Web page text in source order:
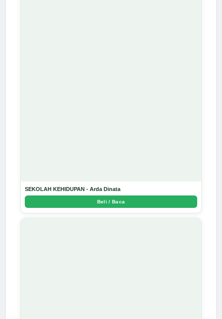
SEKOLAH KEHIDUPAN - Arda Dinata
Beli / Baca